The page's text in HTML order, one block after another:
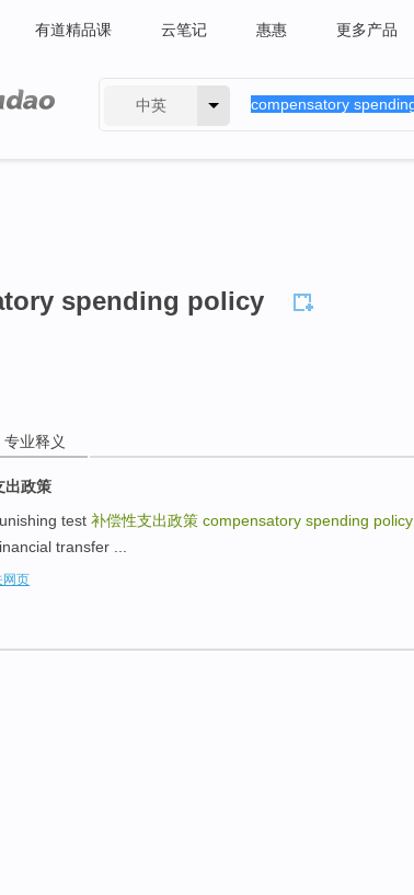
有道精品课 云笔记 惠惠 更多产品
中英
spending policy
专业释义
出政策
test 补偿性支出政策 compensatory spending policy
transfer ...
网页